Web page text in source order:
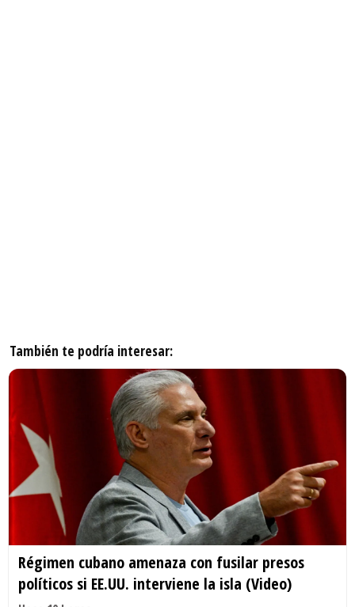
También te podría interesar:
Régimen cubano amenaza con fusilar presos
políticos si EE.UU. interviene la isla (Video)